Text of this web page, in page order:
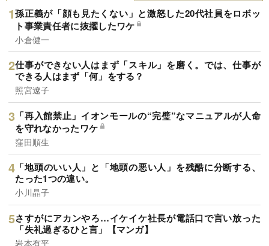
孫正義が「顔も見たくない」と激怒した20代社員をロボッ
ト事業責任者に抜擢したワケ
小倉健一
仕事ができない人はまず「スキル」を磨く。では、仕事が
できる人はまず「何」をする？
照宮遼子
「再入館禁止」イオンモールの“完璧”なマニュアルが人命
を守れなかったワケ
窪田順生
「地頭のいい人」と「地頭の悪い人」を残酷に分断する、
たった1つの違い。
小川晶子
さすがにアカンやろ…イケイケ社長が電話口で言い放った
「失礼過ぎるひと言」【マンガ】
岩本有平